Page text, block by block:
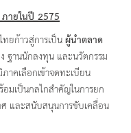
ภายในปี2575
ยก้าวสู่การเป็นผู้นำตลาด
ฐานนักลงทุน และนวัตกรรม
คเลือกเข้าจดทะเบียน
มเป็นกลไกสำคัญในการยก
และสนับสนุนการขับเคลื่อน